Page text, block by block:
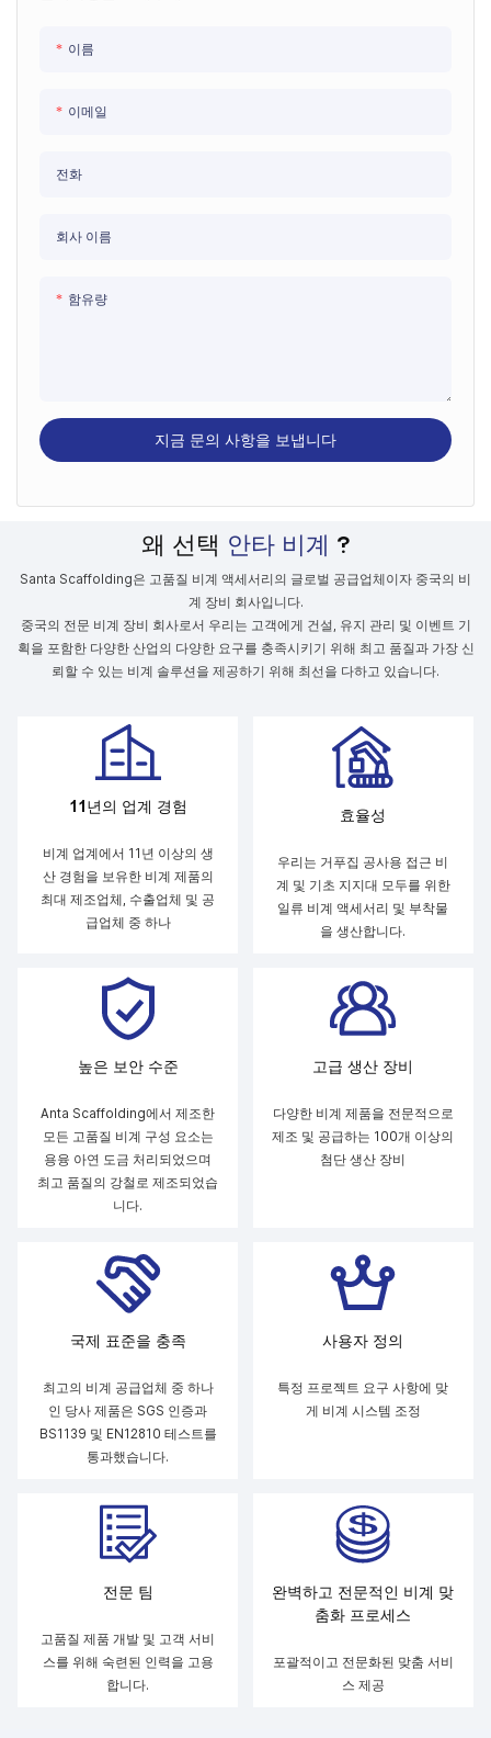
이름
이메일
전화
회사 이름
함유량
지금 문의 사항을 보냅니다
왜 선택 안타 비계 ?
Santa Scaffolding은 고품질 비계 액세서리의 글로벌 공급업체이자 중국의 비
계 장비 회사입니다.
중국의 전문 비계 장비 회사로서 우리는 고객에게 건설, 유지 관리 및 이벤트 기
획을 포함한 다양한 산업의 다양한 요구를 충족시키기 위해 최고 품질과 가장 신
뢰할 수 있는 비계 솔루션을 제공하기 위해 최선을 다하고 있습니다.
11년의 업계 경험
비계 업계에서 11년 이상의 생
산 경험을 보유한 비계 제품의
최대 제조업체, 수출업체 및 공
급업체 중 하나
효율성
우리는 거푸집 공사용 접근 비
계 및 기초 지지대 모두를 위한
일류 비계 액세서리 및 부착물
을 생산합니다.
높은 보안 수준
Anta Scaffolding에서 제조한
모든 고품질 비계 구성 요소는
용융 아연 도금 처리되었으며
최고 품질의 강철로 제조되었습
니다.
고급 생산 장비
다양한 비계 제품을 전문적으로
제조 및 공급하는 100개 이상의
첨단 생산 장비
국제 표준을 충족
최고의 비계 공급업체 중 하나
인 당사 제품은 SGS 인증과
BS1139 및 EN12810 테스트를
통과했습니다.
사용자 정의
특정 프로젝트 요구 사항에 맞
게 비계 시스템 조정
전문 팀
고품질 제품 개발 및 고객 서비
스를 위해 숙련된 인력을 고용
합니다.
완벽하고 전문적인 비계 맞
춤화 프로세스
포괄적이고 전문화된 맞춤 서비
스 제공